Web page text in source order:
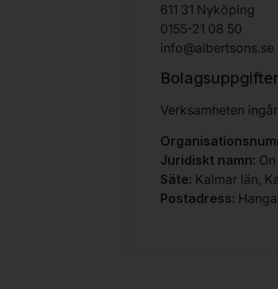
611 31 Nyköping
0155-21 08 50
info@albertsons.se
Bolagsuppgifter
Verksamheten
Juridiskt namn:
Säte: Kalmar län,
Postadress: